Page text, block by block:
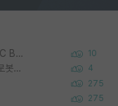
Korea University 수학, 컴퓨터과학 이학사, UC Berkeley 산업공학 대학원 공학박사가 되는 것은 쉽지 않겠죠? 10
비지거국 지방국립대 4.38/4.5 -> GIST 기계로봇공학과 석사 4
275
275